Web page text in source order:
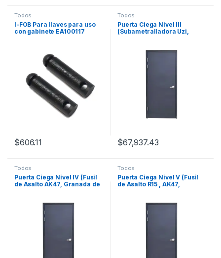
Todos
I-FOB Para llaves para uso
con gabinete EA100117
$606.11
Todos
Puerta Ciega Nivel III
(Subametralladora Uzi,
$67,937.43
Todos
Puerta Ciega Nivel IV (Fusil
de Asalto AK47, Granada de
Todos
Puerta Ciega Nivel V (Fusil
de Asalto R15 , AK47,